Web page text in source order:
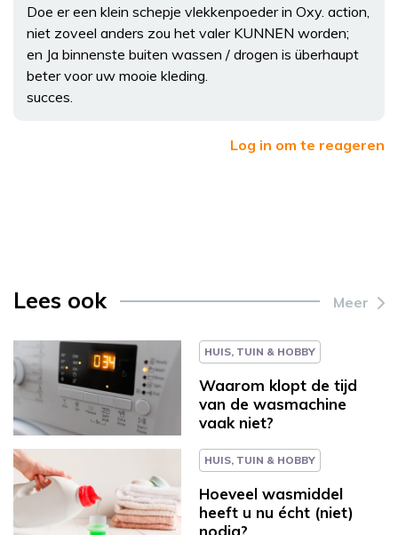
Doe er een klein schepje vlekkenpoeder in Oxy. action,
niet zoveel anders zou het valer KUNNEN worden;
en Ja binnenste buiten wassen / drogen is überhaupt
beter voor uw mooie kleding.
succes.
Log in om te reageren
Lees ook Meer
HUIS, TUIN & HOBBY
Waarom klopt de tijd
van de wasmachine
vaak niet?
HUIS, TUIN & HOBBY
Hoeveel wasmiddel
heeft u nu écht (niet)
nodig?